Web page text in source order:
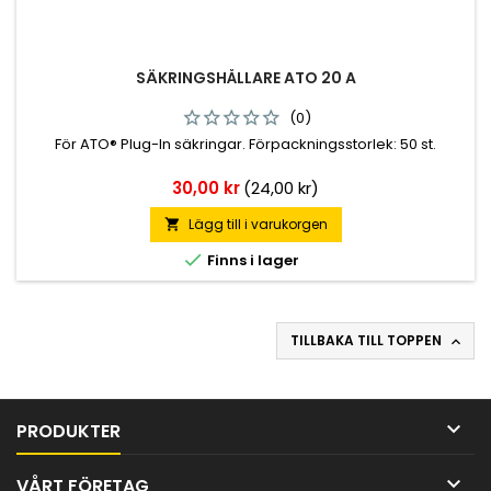
SÄKRINGSHÅLLARE ATO 20 A
(0)
För ATO® Plug-In säkringar. Förpackningsstorlek: 50 st.
Pris
30,00 kr(24,00 kr)
 Lägg till i varukorgen
 Finns i lager
TILLBAKA TILL TOPPEN 
PRODUKTER 
